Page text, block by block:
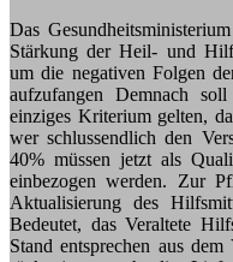
Das
Stärkung der Heil- und
um die negativen Folgen
aufzufangen Demnach
einziges Kriterium gelten,
wer schlussendlich den
40% müssen jetzt als
einbezogen werden. Zur
Aktualisierung des
Bedeutet, das Veraltete
Stand entsprechen aus